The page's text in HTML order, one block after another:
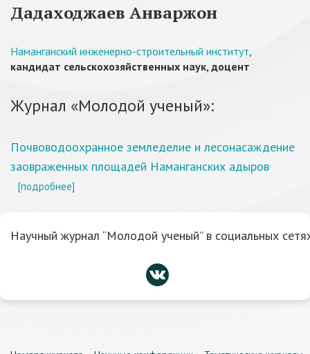
Дадаходжаев Анваржон
Наманганский инженерно-строительный институт,
кандидат сельскохозяйственных наук, доцент
Журнал «Молодой ученый»:
Почвоводоохранное земледелие и лесонасаждение
заовраженных площадей Наманганских адыров
[подробнее]
Научный журнал “Молодой ученый” в социальных